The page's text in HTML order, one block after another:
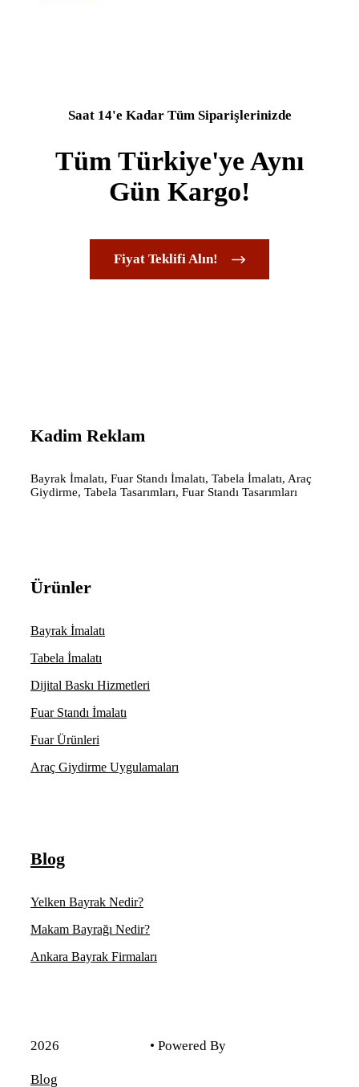
Saat 14'e Kadar Tüm Siparişlerinizde
Tüm Türkiye'ye Aynı
Gün Kargo!
Fiyat Teklifi Alın!
Kadim Reklam
Bayrak İmalatı, Fuar Standı İmalatı, Tabela İmalatı, Araç
Giydirme, Tabela Tasarımları, Fuar Standı Tasarımları
Ürünler
Bayrak İmalatı
Tabela İmalatı
Dijital Baskı Hizmetleri
Fuar Standı İmalatı
Fuar Ürünleri
Araç Giydirme Uygulamaları
Blog
Yelken Bayrak Nedir?
Makam Bayrağı Nedir?
Ankara Bayrak Firmaları
2026 • Powered By
Blog